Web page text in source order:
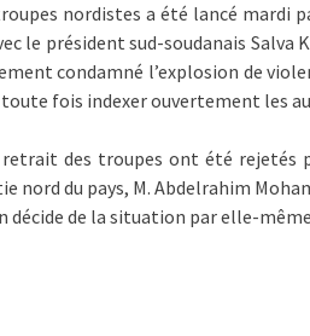
nordistes a été lancé mardi
le président sud-soudanais Salva
condamné l’explosion de
fois indexer ouvertement les
retrait des troupes ont été rejetés
nord du pays, M. Abdelrahim
décide de la situation par elle-